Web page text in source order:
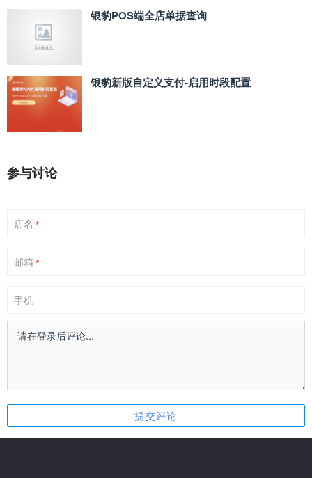
银豹POS端全店单据查询
银豹新版自定义支付‑启用时段配置
参与讨论
店名 *
邮箱 *
手机